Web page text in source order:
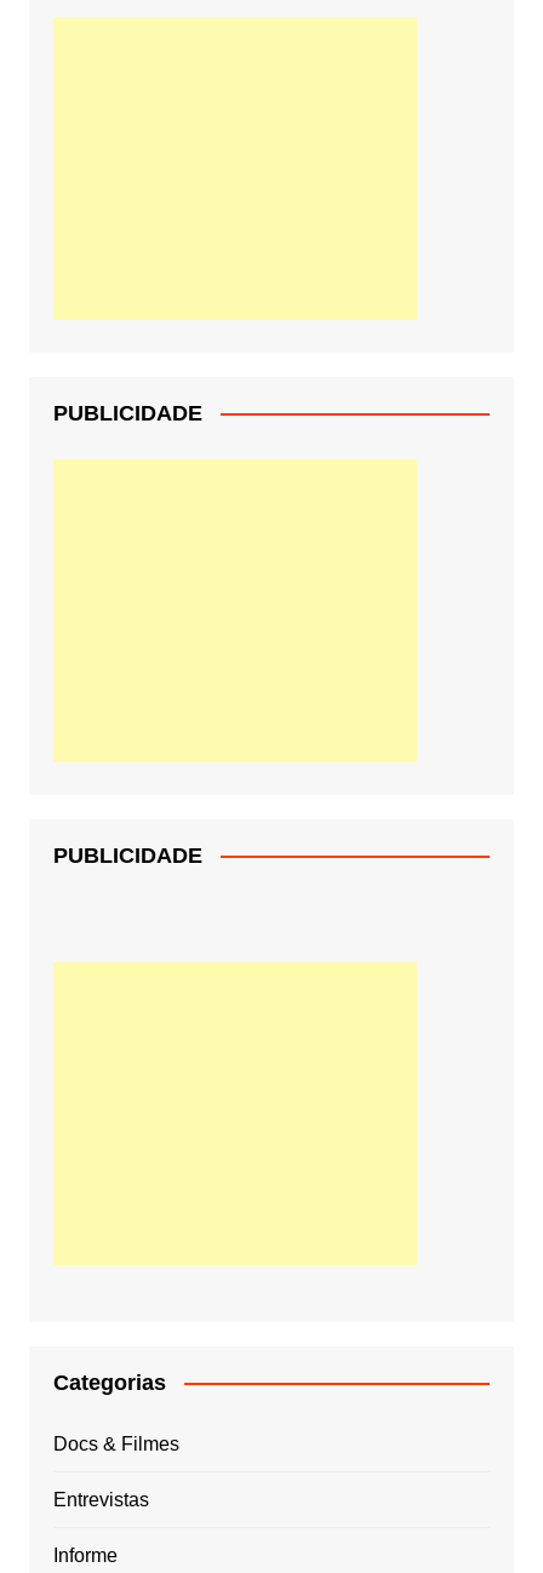
PUBLICIDADE
PUBLICIDADE
Categorias
Docs & Filmes
Entrevistas
Informe